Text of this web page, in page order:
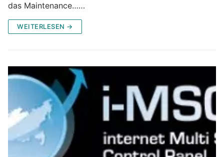
das Maintenance……
WEITERLESEN →